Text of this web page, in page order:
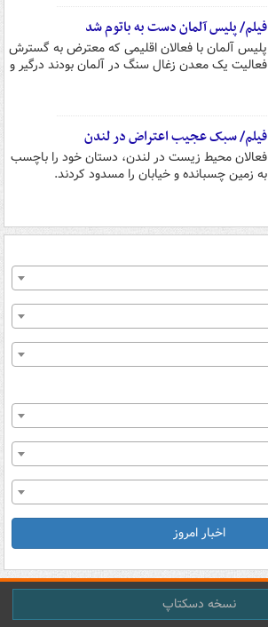
فیلم/ پلیس آلمان دست به باتوم شد
پلیس آلمان با فعالان اقلیمی که معترض به گسترش
فعالیت یک معدن زغال سنگ در آلمان بودند درگیر و
فیلم/ سبک عجیب اعتراض در لندن
فعالان محیط زیست در لندن، دستان خود را باچسب
به زمین چسبانده و خیابان را مسدود کردند.
اخبار امروز
نسخه دسکتاپ